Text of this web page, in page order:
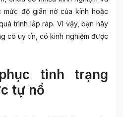
mức độ giãn nở của kính hoặc
trình lắp ráp. Vì vậy, bạn hãy
có uy tín, có kinh nghiệm được
tình trạng
tự nổ